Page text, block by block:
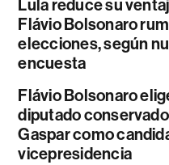
Lula reduce su
Flávio Bolsonaro
elecciones, según
encuesta
Flávio Bolsonaro
diputado
Gaspar como
vicepresidencia